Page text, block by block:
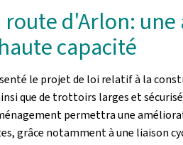
d'Arlon:
capacité
le projet de loi relatif à la
que de trottoirs larges et
permettra une
grâce notamment à une liaison